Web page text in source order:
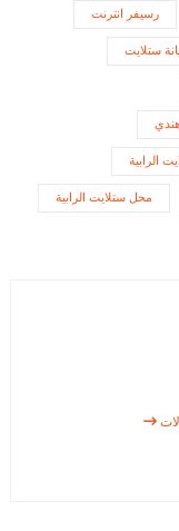
رسيفر انترنت
ستلايت
الرابية
محل ستلايت الرابية